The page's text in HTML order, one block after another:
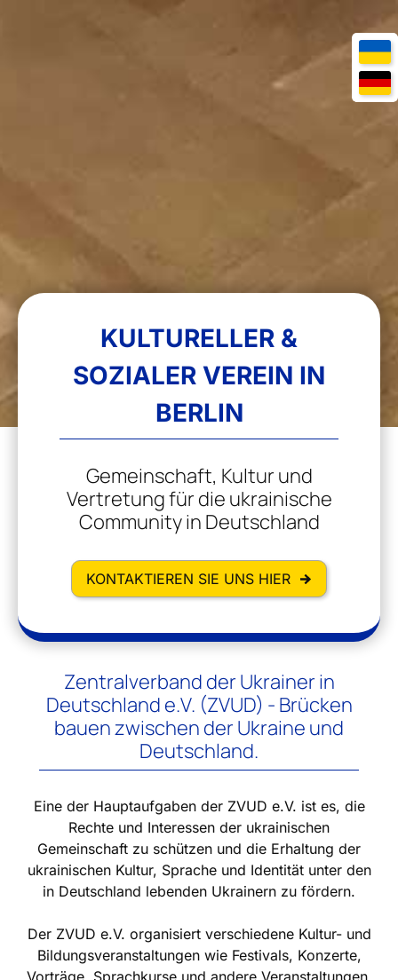
KULTURELLER &
SOZIALER VEREIN IN
BERLIN
Gemeinschaft, Kultur und
Vertretung für die ukrainische
Community in Deutschland
KONTAKTIEREN SIE UNS HIER
Zentralverband der Ukrainer in
Deutschland e.V. (ZVUD) - Brücken
bauen zwischen der Ukraine und
Deutschland.
Eine der Hauptaufgaben der ZVUD e.V. ist es, die
Rechte und Interessen der ukrainischen
Gemeinschaft zu schützen und die Erhaltung der
ukrainischen Kultur, Sprache und Identität unter den
in Deutschland lebenden Ukrainern zu fördern.
Der ZVUD e.V. organisiert verschiedene Kultur- und
Bildungsveranstaltungen wie Festivals, Konzerte,